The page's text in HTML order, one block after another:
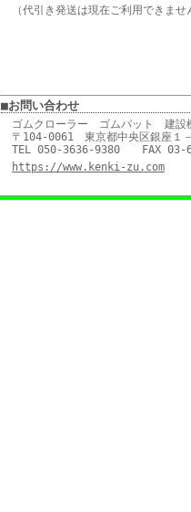
（代引き発送は現在ご利用できま
■お問い合わせ
ゴムクローラー ゴムパット 建
〒104-0061 東京都中央区銀座１
TEL 050-3636-9380 FAX 03-
https://www.kenki-zu.com